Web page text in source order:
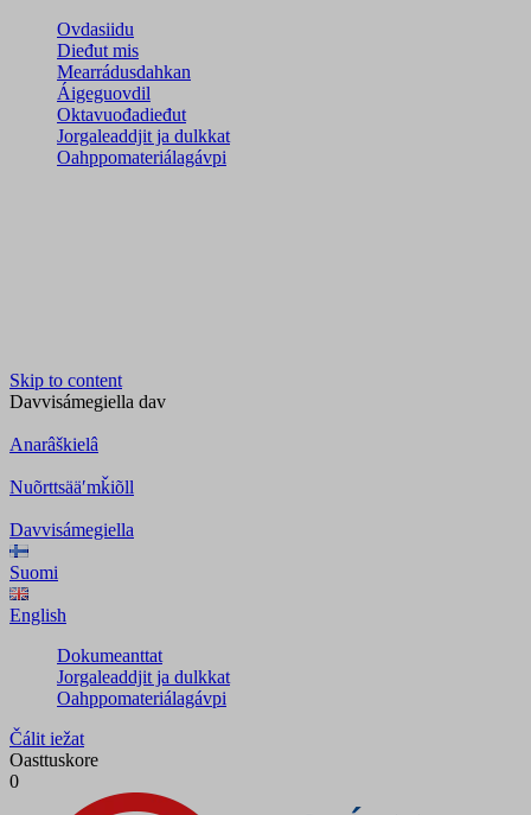
Ovdasiidu
Dieđut mis
Mearrádusdahkan
Áigeguovdil
Oktavuođadieđut
Jorgaleaddjit ja dulkkat
Oahppomateriálagávpi
Skip to content
Davvisámegiella dav
Anarâškielâ
Nuõrttsääʹmǩiõll
Davvisámegiella
Suomi
English
Dokumeanttat
Jorgaleaddjit ja dulkkat
Oahppomateriálagávpi
Čálit iežat
Oasttuskore
0